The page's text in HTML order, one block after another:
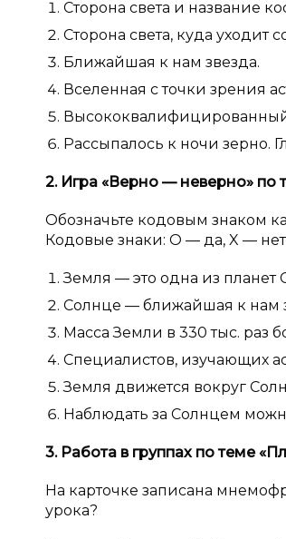
Сторона света и название
Сторона света, куда уходит
Ближайшая к нам звезда.
Вселенная с точки зрения
Высококвалифицированный
Рассыпалось к ночи зерно.
2. Игра «Верно — неверно» по
Обозначьте кодовым знаком
Кодовые знаки: О — да, X —
Земля — это одна из планет
Солнце — ближайшая к нам
Масса Земли в 330 тыс. раз
Специалистов, изучающих
Земля движется вокруг
Наблюдать за Солнцем
3. Работа в группах по теме
На карточке записана
урока?